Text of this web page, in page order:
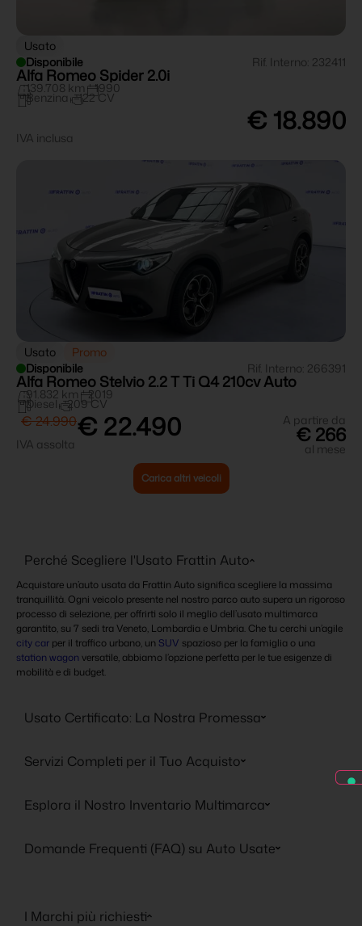
Usato
Disponibile
Rif. Interno: 232411
Alfa Romeo Spider 2.0i
139.708 km 1990
Benzina 122 CV
€ 18.890
IVA inclusa
Usato
Promo
Disponibile
Rif. Interno: 266391
Alfa Romeo Stelvio 2.2 T Ti Q4 210cv Auto
91.832 km 2019
Diesel 209 CV
€ 22.490
€ 24.990
IVA assolta
A partire da
€ 266
al mese
Carica altri veicoli
Perché Scegliere l'Usato Frattin Auto
Acquistare un’auto usata da Frattin Auto significa scegliere la massima
tranquillità. Ogni veicolo presente nel nostro parco auto supera un rigoroso
processo di selezione, per offrirti solo il meglio dell’usato multimarca
garantito, su 7 sedi tra Veneto, Lombardia e Umbria. Che tu cerchi un’agile
city car per il traffico urbano, un SUV spazioso per la famiglia o una
station wagon versatile, abbiamo l’opzione perfetta per le tue esigenze di
mobilità e di budget.
Usato Certificato: La Nostra Promessa
Servizi Completi per il Tuo Acquisto
Esplora il Nostro Inventario Multimarca
Domande Frequenti (FAQ) su Auto Usate
I Marchi più richiesti